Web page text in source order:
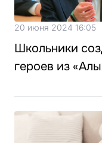
20 июня 2024 16:05
Школьники
героев из